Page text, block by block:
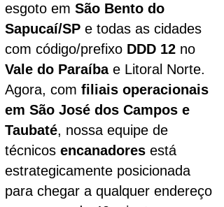
esgoto em São Bento do
Sapucaí/SP e todas as cidades
com código/prefixo DDD 12 no
Vale do Paraíbae Litoral Norte.
Agora, com filiais operacionais
em São José dos Campos e
Taubaté, nossa equipe de
técnicos encanadores está
estrategicamente posicionada
para chegar a qualquer endereço